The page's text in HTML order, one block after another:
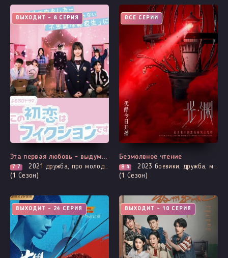
ВЫХОДИТ - 8 СЕРИЯ
Эта первая любовь - выдумка
7.7 2021 дружба, про молодость и любовь, повседневность, романтика, про школу и школьников
(1 Сезон)
ВСЕ СЕРИИ
Безмолвное чтение
8.4 2023 боевики, дружба, мистика, трагическое прошлое, психология, расследование, триллер
(1 Сезон)
ВЫХОДИТ - 24 СЕРИЯ ВЫХОДИТ - 10 СЕРИЯ